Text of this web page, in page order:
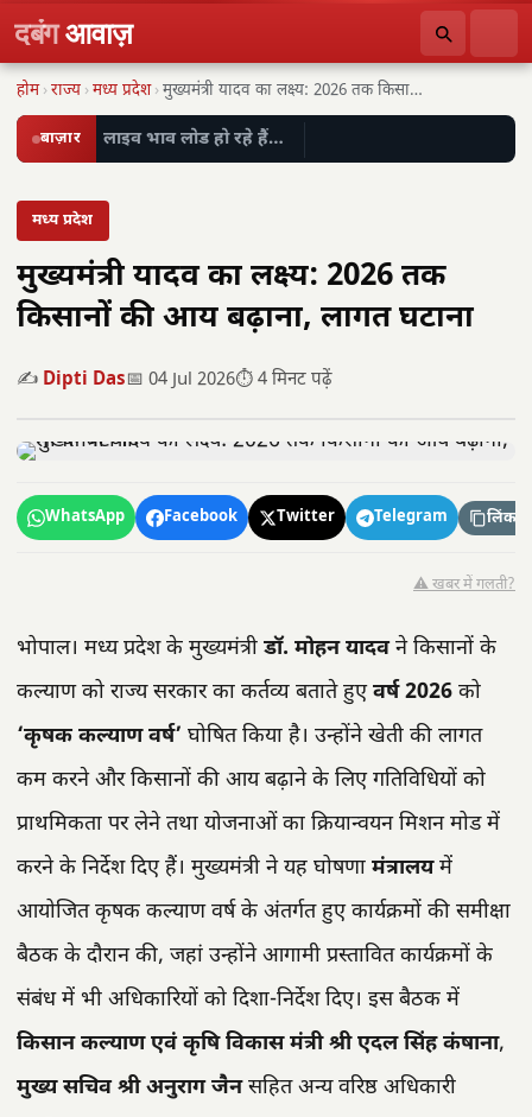
दबंगआवाज़
होम ›राज्य ›मध्य प्रदेश › मुख्यमंत्री यादव का लक्ष्य: 2026 तक किसानों की…
बाज़ार लाइव भाव लोड हो रहे हैं…
मध्य प्रदेश
मुख्यमंत्री यादव का लक्ष्य: 2026 तक
किसानों की आय बढ़ाना, लागत घटाना
✍️ Dipti Das📅 04 Jul 2026⏱️ 4 मिनट पढ़ें
WhatsApp Facebook Twitter Telegram लिंक
⚠️ खबर में गलती?
भोपाल। मध्य प्रदेश के मुख्यमंत्री डॉ. मोहन यादवने किसानों के
कल्याण को राज्य सरकार का कर्तव्य बताते हुएवर्ष 2026 को
‘कृषक कल्याण वर्ष’ घोषित किया है। उन्होंने खेती की लागत
कम करने और किसानों की आय बढ़ाने के लिए गतिविधियों को
प्राथमिकता पर लेने तथा योजनाओं का क्रियान्वयन मिशन मोड में
करने के निर्देश दिए हैं। मुख्यमंत्री ने यह घोषणा मंत्रालयमें
आयोजित कृषक कल्याण वर्ष के अंतर्गत हुए कार्यक्रमों की समीक्षा
बैठक के दौरान की, जहां उन्होंने आगामी प्रस्तावित कार्यक्रमों के
संबंध में भी अधिकारियों को दिशा-निर्देश दिए। इस बैठक में
किसान कल्याण एवं कृषि विकास मंत्री श्री एदल सिंह कंषाना,
मुख्य सचिव श्री अनुराग जैनसहित अन्य वरिष्ठ अधिकारी